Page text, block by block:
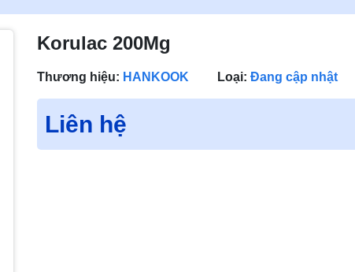
Korulac 200Mg
Thương hiệu: HANKOOK Loại: Đang cập nhật
Liên hệ